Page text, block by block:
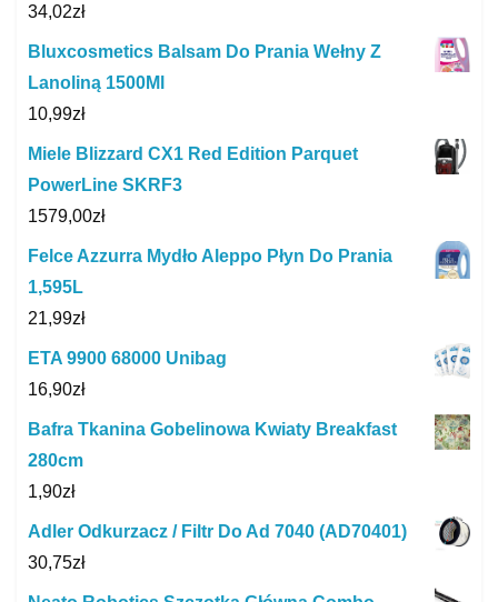
34,02zł
Bluxcosmetics Balsam Do Prania Wełny Z
Lanoliną 1500Ml
10,99zł
Miele Blizzard CX1 Red Edition Parquet
PowerLine SKRF3
1579,00zł
Felce Azzurra Mydło Aleppo Płyn Do Prania
1,595L
21,99zł
ETA 9900 68000 Unibag
16,90zł
Bafra Tkanina Gobelinowa Kwiaty Breakfast
280cm
1,90zł
Adler Odkurzacz / Filtr Do Ad 7040 (AD70401)
30,75zł